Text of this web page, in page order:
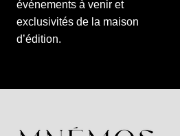
événements à venir et
exclusivités de la maison
d’édition.